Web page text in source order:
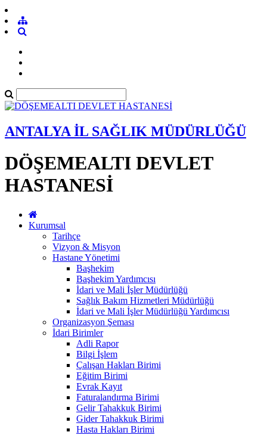
ANTALYA İL SAĞLIK MÜDÜRLÜĞÜ
DÖŞEMEALTI DEVLET
HASTANESİ
Kurumsal
Tarihçe
Vizyon & Misyon
Hastane Yönetimi
Başhekim
Başhekim Yardımcısı
İdari ve Mali İşler Müdürlüğü
Sağlık Bakım Hizmetleri Müdürlüğü
İdari ve Mali İşler Müdürlüğü Yardımcısı
Organizasyon Şeması
İdari Birimler
Adli Rapor
Bilgi İşlem
Çalışan Hakları Birimi
Eğitim Birimi
Evrak Kayıt
Faturalandırma Birimi
Gelir Tahakkuk Birimi
Gider Tahakkuk Birimi
Hasta Hakları Birimi